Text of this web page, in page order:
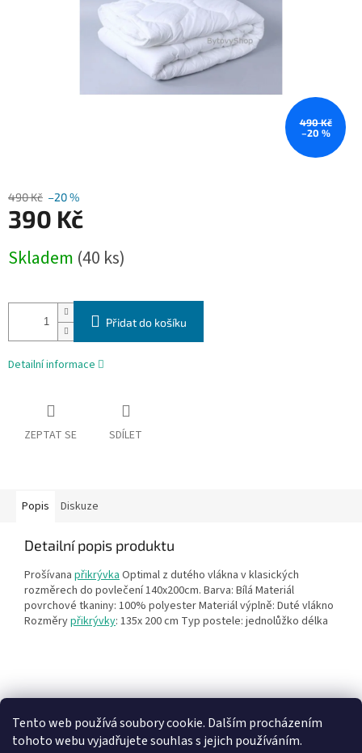
Tento web používá soubory cookie. Dalším procházením
tohoto webu vyjadřujete souhlas s jejich používáním.
490 Kč
–20 %
490 Kč –20 %
390 Kč
cena:
Skladem (40 ks)
Přidat do košíku
Detailní informace
ZEPTAT SE SDÍLET
Popis Diskuze
Detailní popis produktu
Prošívana přikrývkaOptimal z dutého vlákna v klasických
rozměrech do povlečení 140x200cm. Barva: Bílá Materiál
povrchové tkaniny: 100% polyester Materiál výplně: Duté vlákno
Rozměrypřikrývky: 135x 200 cm Typ postele: jednolůžko délka
á